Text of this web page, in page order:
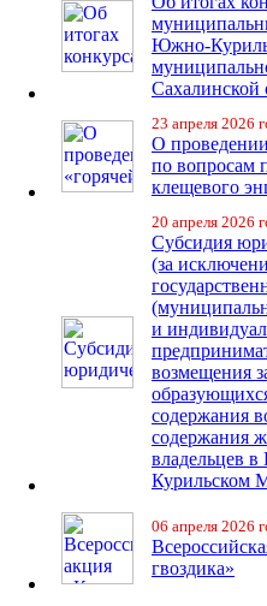
Южно-
Сахалинской
23 апреля 2026
О
по вопросам
клещевого
20 апреля 2026
Субсидия
(за
и
возмещения
содержания
содержания
владельцев
Курильском
06 апреля 2026
гвоздика»